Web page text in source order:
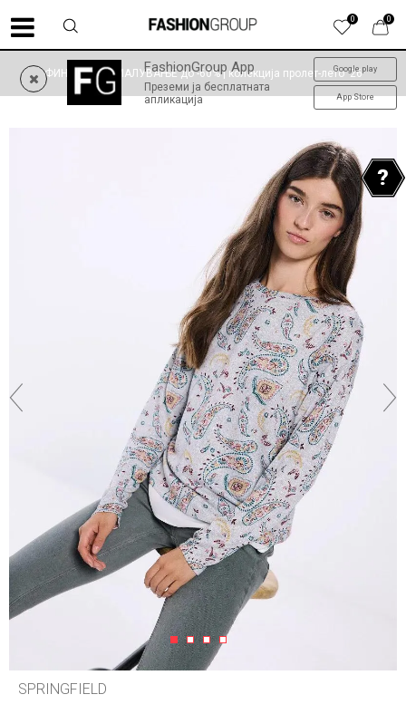
0
0
FashionGroup App
Преземи ја бесплатната
апликација
Google play
App Store
ФИНАЛНО НАМАЛУВАЊЕ до -60% | колекција пролет-лето '26
1 2 3 4
SPRINGFIELD